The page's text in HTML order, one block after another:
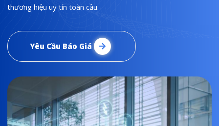
thương hiệu uy tín toàn cầu.
Yêu Cầu Báo Giá